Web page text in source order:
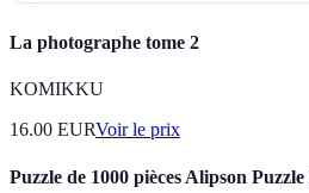
La photographe tome 2
KOMIKKU
16.00 EURVoir le prix
Puzzle de 1000 pièces Alipson